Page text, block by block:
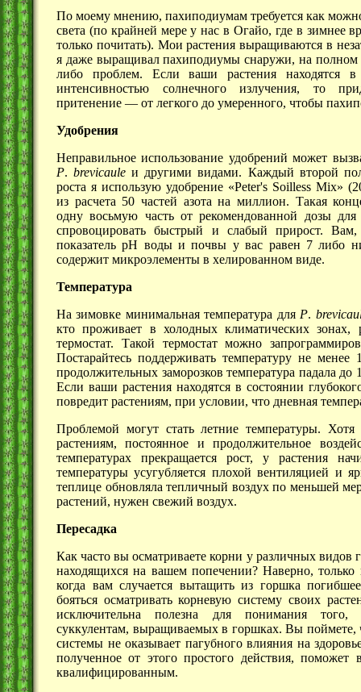
По моему мнению, пахиподиумам требуется как
света (по крайней мере у нас в Огайо, где в зимнее
только почитать). Мои растения выращиваются в
я даже выращивал пахиподиумы снаружи, на полном
либо проблем. Если ваши растения находятся
интенсивностью солнечного излучения, то
притенение — от легкого до умеренного, чтобы
Удобрения
Неправильное использование удобрений может
P.brevicaule и другими видами. Каждый второй
роста я использую удобрение «Peter's Soilless Mix»
из расчета 50 частей азота на миллион. Такая
одну восьмую часть от рекомендованной дозы
спровоцировать быстрый и слабый прирост. Вам,
показатель pH воды и почвы у вас равен 7 либо
содержит микроэлементы в хелированном виде.
Температура
На зимовке минимальная температура дляP.
кто проживает в холодных климатических
термостат. Такой термостат можно
Постарайтесь поддерживать температуру не
продолжительных заморозков температура падала
Если ваши растения находятся в состоянии
повредит растениям, при условии, что дневная
Проблемой могут стать летние температуры.
растениям, постоянное и продолжительное
температурах прекращается рост, у растения
температуры усугубляется плохой вентиляцией и
теплице обновляла тепличный воздух по меньшей
растений, нужен свежий воздух.
Пересадка
Как часто вы осматриваете корни у различных видов
находящихся на вашем попечении? Наверно, только
когда вам случается вытащить из горшка
бояться осматривать корневую систему своих
исключительна полезна для понимания того,
суккулентам, выращиваемых в горшках. Вы поймете,
системы не оказывает пагубного влияния на
полученное от этого простого действия, поможет
квалифицированным.